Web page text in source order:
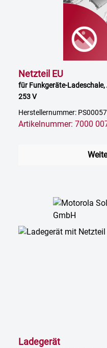
Netzteil EU
für Funkgeräte-Ladeschale,
253 V
Herstellernummer:
Artikelnummer: 7000
Ladegerät